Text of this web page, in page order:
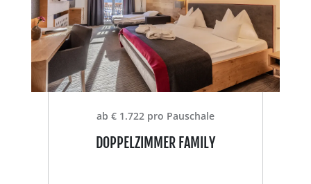
ab € 1.722 pro Pauschale
DOPPELZIMMER FAMILY